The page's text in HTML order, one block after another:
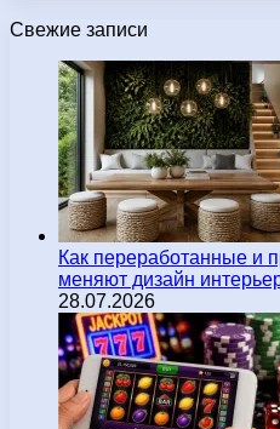
Свежие записи
Как переработанные и
меняют дизайн
28.07.2026